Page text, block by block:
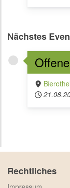
Nächstes
Rechtliches